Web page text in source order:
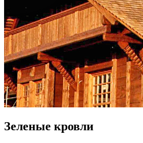
Зеленые кровли